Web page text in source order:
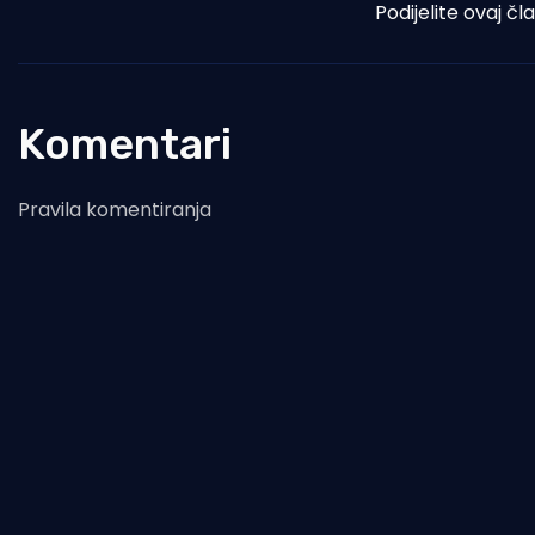
Podijelite ovaj
Komentari
Pravila komentiranja